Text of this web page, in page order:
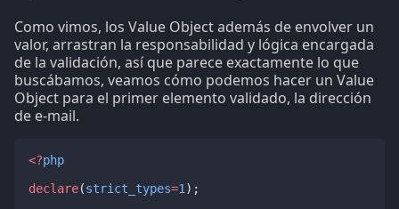
Como vimos, los Value Object además de envolver un
valor, arrastran la responsabilidad y lógica encargada
de la validación, así que parece exactamente lo que
buscábamos, veamos cómo podemos hacer un Value
Object para el primer elemento validado, la dirección
de e-mail.
<?php
declare(strict_types=1 );